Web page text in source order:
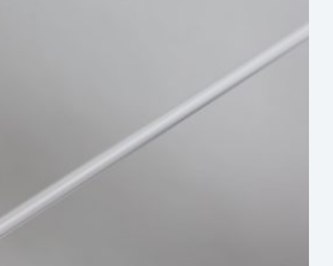
Underhållstips